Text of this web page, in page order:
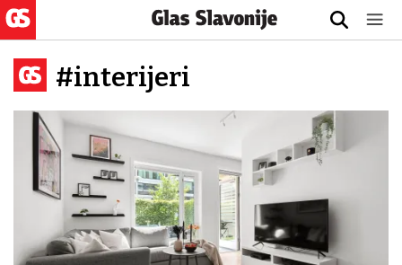
#interijeri